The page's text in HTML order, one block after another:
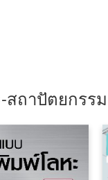
สถาปัตยกรรม